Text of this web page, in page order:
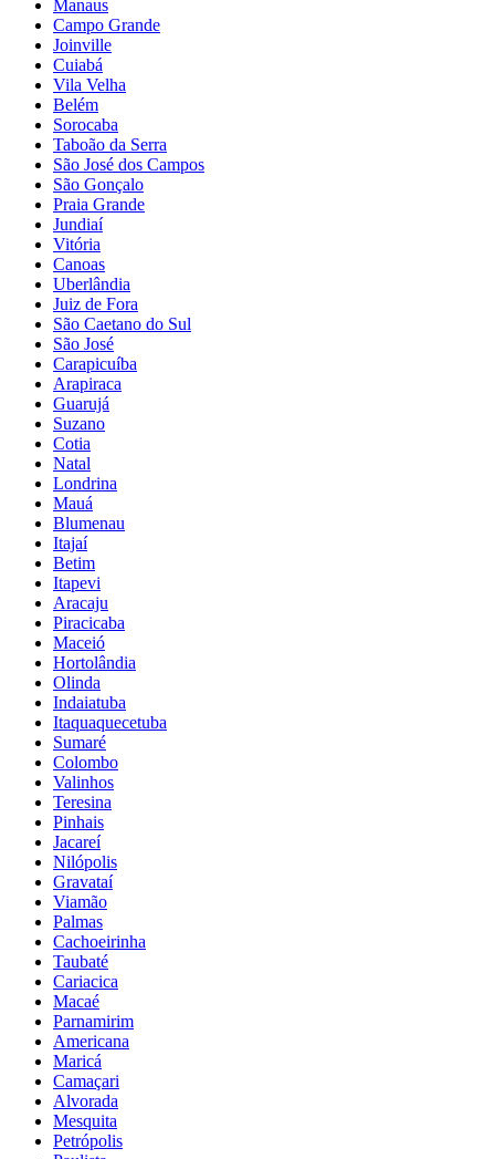
Manaus
Campo Grande
Joinville
Cuiabá
Vila Velha
Belém
Sorocaba
Taboão da Serra
São José dos Campos
São Gonçalo
Praia Grande
Jundiaí
Vitória
Canoas
Uberlândia
Juiz de Fora
São Caetano do Sul
São José
Carapicuíba
Arapiraca
Guarujá
Suzano
Cotia
Natal
Londrina
Mauá
Blumenau
Itajaí
Betim
Itapevi
Aracaju
Piracicaba
Maceió
Hortolândia
Olinda
Indaiatuba
Itaquaquecetuba
Sumaré
Colombo
Valinhos
Teresina
Pinhais
Jacareí
Nilópolis
Gravataí
Viamão
Palmas
Cachoeirinha
Taubaté
Cariacica
Macaé
Parnamirim
Americana
Maricá
Camaçari
Alvorada
Mesquita
Petrópolis